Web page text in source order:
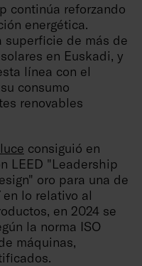
continúa reforzando
energética.
superficie de más de
en Euskadi, y
línea con el
consumo
renovables
consiguió en
LEED "Leadership
oro para una de
lo relativo al
en 2024 se
la norma ISO
máquinas,